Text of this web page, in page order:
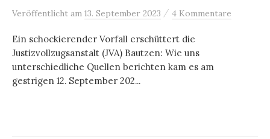
Veröffentlicht am 13. September 2023 / 4 Kommentare
Ein schockierender Vorfall erschüttert die
Justizvollzugsanstalt (JVA) Bautzen: Wie uns
unterschiedliche Quellen berichten kam es am
gestrigen 12. September 202...